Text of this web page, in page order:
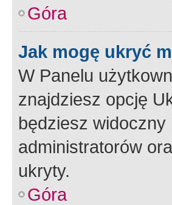
Góra
Jak mogę ukryć
W Panelu
znajdziesz opcję
będziesz
administratorów
ukryty.
Góra